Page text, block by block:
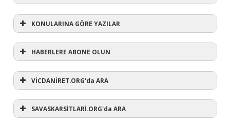
AVUKATA DANIŞ
KONULARINA GÖRE YAZILAR
KONULARINA GÖRE YAZILAR
#refusewar(1)
'dur' ihtarı(3)
HABERLERE ABONE OLUN
VİCDANİRET.ORG'da ARA
SAVASKARSİTLARİ.ORG'da ARA